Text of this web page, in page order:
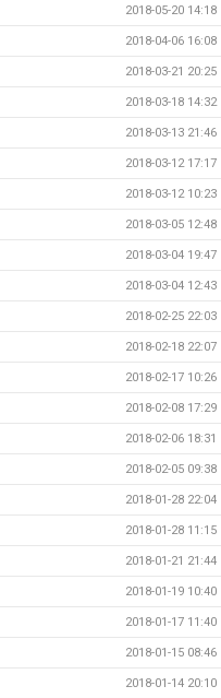
2018-05-20 14:18
2018-04-06 16:08
2018-03-21 20:25
2018-03-18 14:32
2018-03-13 21:46
2018-03-12 17:17
2018-03-12 10:23
2018-03-05 12:48
2018-03-04 19:47
2018-03-04 12:43
2018-02-25 22:03
2018-02-18 22:07
2018-02-17 10:26
2018-02-08 17:29
2018-02-06 18:31
2018-02-05 09:38
2018-01-28 22:04
2018-01-28 11:15
2018-01-21 21:44
2018-01-19 10:40
2018-01-17 11:40
2018-01-15 08:46
2018-01-14 20:10